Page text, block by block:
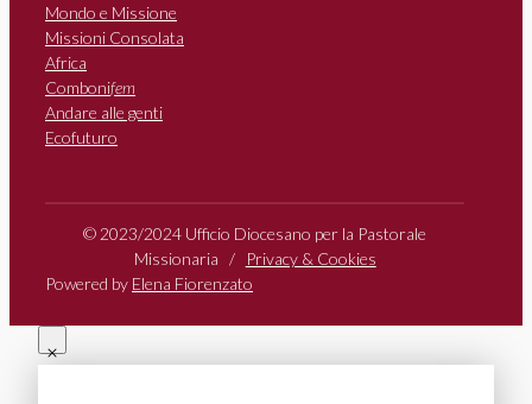
Mondo e Missione
Missioni Consolata
Africa
Combonifem
Andare alle genti
Ecofuturo
© 2023/2024 Ufficio Diocesano per la Pastorale
Missionaria /
Privacy & Cookies
Powered by Elena Fiorenzato